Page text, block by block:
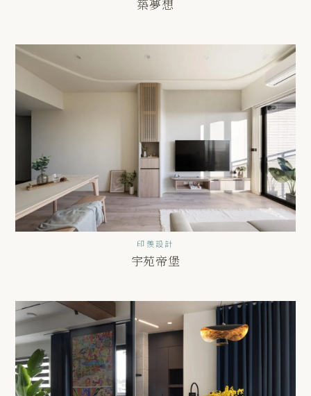
築夢想
印羨設計
宇苑帝堡